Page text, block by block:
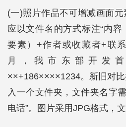
(一)照片作品不可增减画面
应以文件名的方式标注“内
要素）+作者或收藏者+联
月，我市东部开发
××+186××××1234。新旧对
入一个文件夹，文件夹名字
电话”。图片采用JPG格式，